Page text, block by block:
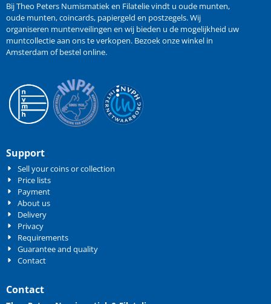
Bij Theo Peters Numismatiek en Filatelie vindt u oude munten,
oude munten,coincards, papiergeld en postzegels. Wij
organiseren muntenveilingen en wij bieden u de mogelijkheid uw
muntcollectie aan ons te verkopen. Bezoek onze winkel in
Amsterdam of bestel online.
Support
Sell your coins or collection
Price lists
Payment
About us
Delivery
Privacy
Requirements
Guarantee and quality
Contact
Contact